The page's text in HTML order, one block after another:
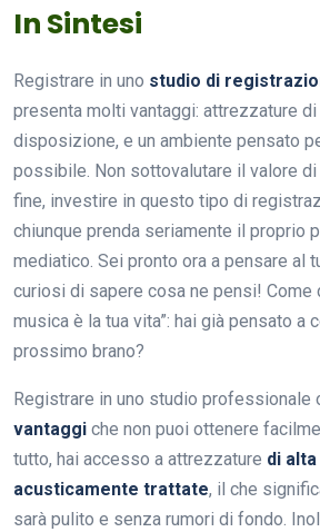
In Sintesi
Registrare in uno studio di
presenta molti vantaggi: attrezzature
disposizione, e un ambiente pensato
possibile. Non sottovalutare il valore di
fine, investire in questo tipo di
chiunque prenda seriamente il proprio
mediatico. Sei pronto ora a pensare al
curiosi di sapere cosa ne pensi! Come
musica è la tua vita”: hai già pensato a
prossimo brano?
Registrare in uno studio professionale
vantaggi che non puoi ottenere
tutto, hai accesso a attrezzature di
acusticamente trattate, il che
sarà pulito e senza rumori di fondo.